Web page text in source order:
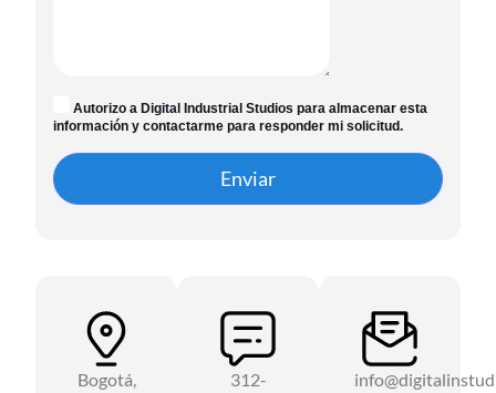
Autorizo a Digital Industrial Studios para almacenar esta
información y contactarme para responder mi solicitud.
Bogotá,
312-